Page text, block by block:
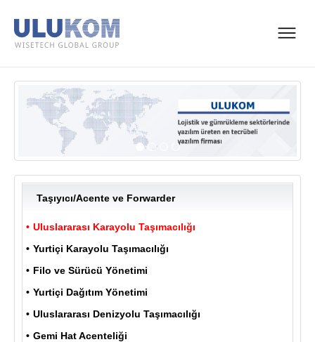
Taşıyıcı/Acente ve Forwarder
Uluslararası Karayolu Taşımacılığı
Yurtiçi Karayolu Taşımacılığı
Filo ve Sürücü Yönetimi
Yurtiçi Dağıtım Yönetimi
Uluslararası Denizyolu Taşımacılığı
Gemi Hat Acenteliği